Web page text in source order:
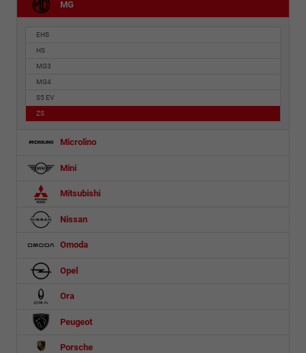
MG
EHS
HS
MG3
MG4
S5 EV
ZS
Microlino
Mini
Mitsubishi
Nissan
Omoda
Opel
Ora
Peugeot
Porsche